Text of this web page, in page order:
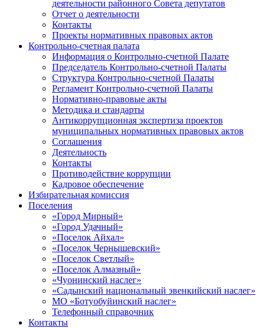
деятельности районного Совета депутатов
Отчет о деятельности
Контакты
Проекты нормативных правовых актов
Контрольно-счетная палата
Информация о Контрольно-счетной Палате
Председатель Контрольно-счетной Палаты
Структура Контрольно-счетной Палаты
Регламент Контрольно-счетной Палаты
Нормативно-правовые акты
Методика и стандарты
Антикоррупционная экспертиза проектов
муниципальных нормативных правовых актов
Соглашения
Деятельность
Контакты
Противодействие коррупции
Кадровое обеспечение
Избирательная комиссия
Поселения
«Город Мирный»
«Город Удачный»
«Поселок Айхал»
«Поселок Чернышевский»
«Поселок Светлый»
«Поселок Алмазный»
«Чуонинский наслег»
«Садынский национальный эвенкийский наслег»
МО «Ботуобуйинский наслег»
Телефонный справочник
Контакты